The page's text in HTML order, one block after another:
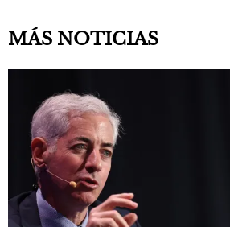
MÁS NOTICIAS